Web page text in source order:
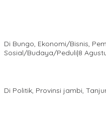
Di Bungo, Ekonomi/Bisnis,
Sosial/Budaya/Peduli|8
Di Politik, Provinsi jambi,